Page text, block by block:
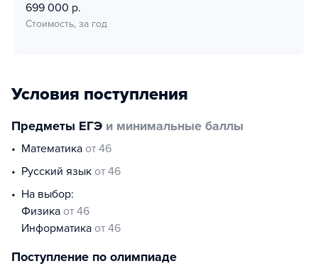
699 000 р.
Стоимость, за год
Условия поступления
Предметы ЕГЭ и минимальные баллы
математика от 46
русский язык от 46
На выбор:
физика от 46
информатика от 46
Поступление по олимпиаде